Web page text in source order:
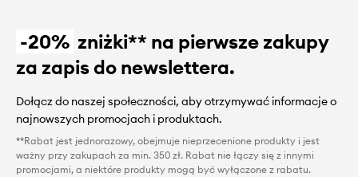
-20% zniżki** na pierwsze zakupy
za zapis do newslettera.
Dołącz do naszej społeczności, aby otrzymywać informacje o
najnowszych promocjach i produktach.
**Rabat jest jednorazowy, obejmuje nieprzecenione produkty i jest
ważny przy zakupach za min. 350 zł. Rabat nie łączy się z innymi
promocjami, a niektóre produkty mogą być wyłączone z rabatu.